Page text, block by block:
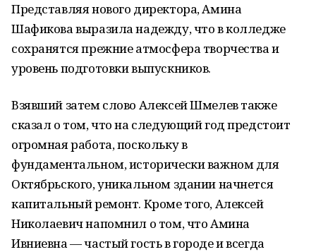
Представляя нового директора, Амина
Шафикова выразила надежду, что в колледже
сохранятся прежние атмосфера творчества и
уровень подготовки выпускников.
Взявший затем слово Алексей Шмелев также
сказал о том, что на следующий год предстоит
огромная работа, поскольку в
фундаментальном, исторически важном для
Октябрьского, уникальном здании начнется
капитальный ремонт. Кроме того, Алексей
Николаевич напомнил о том, что Амина
Ивниевна — частый гость в городе и всегда